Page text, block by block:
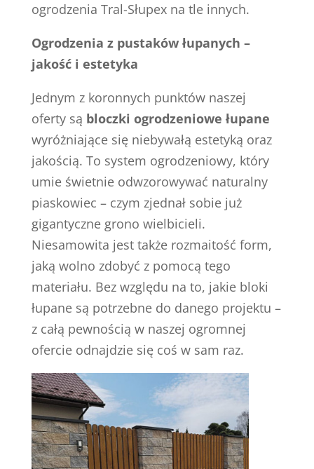
ogrodzenia Tral-Słupex na tle innych.
Ogrodzenia z pustaków łupanych –
jakość i estetyka
Jednym z koronnych punktów naszej
oferty są bloczki ogrodzeniowe łupane
wyróżniające się niebywałą estetyką oraz
jakością. To system ogrodzeniowy, który
umie świetnie odwzorowywać naturalny
piaskowiec – czym zjednał sobie już
gigantyczne grono wielbicieli.
Niesamowita jest także rozmaitość form,
jaką wolno zdobyć z pomocą tego
materiału. Bez względu na to, jakie bloki
łupane są potrzebne do danego projektu –
z całą pewnością w naszej ogromnej
ofercie odnajdzie się coś w sam raz.